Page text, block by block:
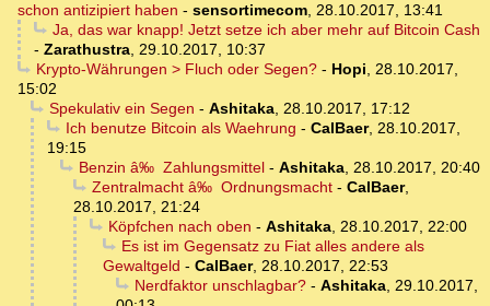
schon antizipiert haben - sensortimecom, 28.10.2017, 13:41
Ja, das war knapp! Jetzt setze ich aber mehr auf Bitcoin Cash
- Zarathustra, 29.10.2017, 10:37
Krypto-Währungen > Fluch oder Segen?- Hopi, 28.10.2017,
15:02
Spekulativ ein Segen - Ashitaka, 28.10.2017, 17:12
Ich benutze Bitcoin als Waehrung - CalBaer, 28.10.2017,
19:15
Benzin â‰ Zahlungsmittel- Ashitaka, 28.10.2017, 20:40
Zentralmacht â‰ Ordnungsmacht- CalBaer,
28.10.2017, 21:24
Köpfchen nach oben - Ashitaka, 28.10.2017, 22:00
Es ist im Gegensatz zu Fiat alles andere als
Gewaltgeld - CalBaer, 28.10.2017, 22:53
Nerdfaktor unschlagbar?- Ashitaka, 29.10.2017,